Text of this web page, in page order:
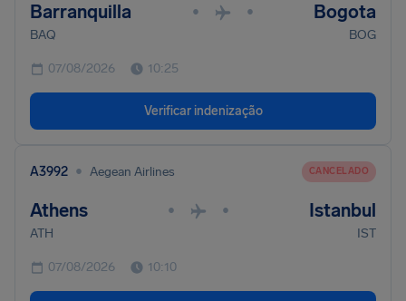
Barranquilla • • Bogota
BAQ BOG
07/08/2026 10:25
Verificar indenização
A3992 • Aegean Airlines CANCELADO
Athens • • Istanbul
ATH IST
07/08/2026 10:10